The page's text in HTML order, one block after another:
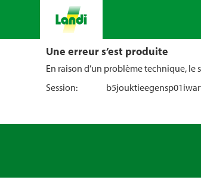
Une erreur s’est produite
En raison d’un problème technique, le
Session: